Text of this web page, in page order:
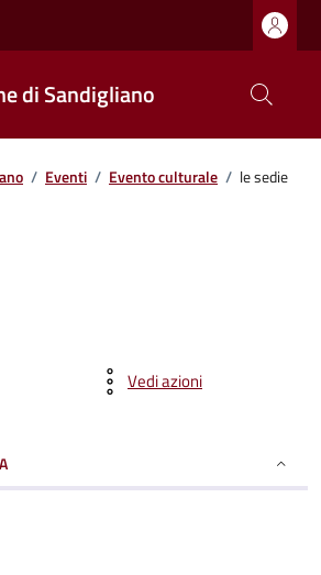
di Sandigliano
/ Eventi / Evento culturale / le sedie
Vedi azioni